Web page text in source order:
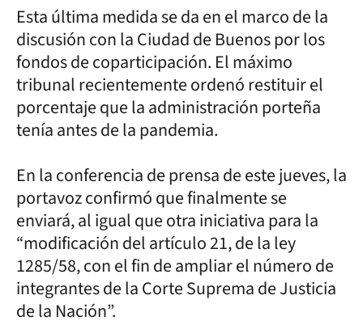
Esta última medida se da en el marco de la
discusión con la Ciudad de Buenos por los
fondos de coparticipación. El máximo
tribunal recientemente ordenó restituir el
porcentaje que la administración porteña
tenía antes de la pandemia.
En la conferencia de prensa de este jueves, la
portavoz confirmó que finalmente se
enviará, al igual que otra iniciativa para la
“modificación del artículo 21, de la ley
1285/58, con el fin de ampliar el número de
integrantes de la Corte Suprema de Justicia
de la Nación”.